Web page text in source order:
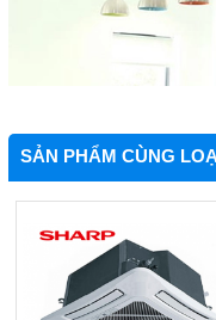
SẢN PHẨM CÙNG
Nên Mua Máy
Hãng Nào? Top
Hãng Máy Lạnh